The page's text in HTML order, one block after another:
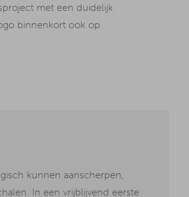
met een duidelijk
binnenkort ook op
kunnen aanscherpen,
In een vrijblijvend eerste